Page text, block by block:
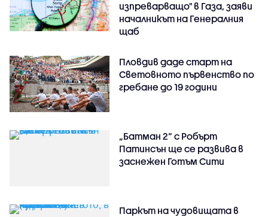
изпреварващо" в Газа, заяви
началникът на Генералния
щаб
Пловдив даде старт на
Световното първенство по
гребане до 19 години
„Батман 2“ с Робърт
Патинсън ще се развива в
заснежен Готъм Сити
Паркът на чудовищата в